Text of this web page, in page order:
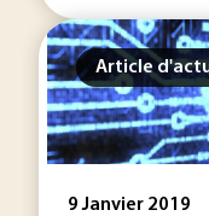
Article
9 Janvier 2019